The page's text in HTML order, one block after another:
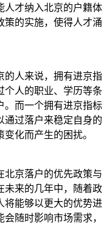
人才纳入北京的户籍体
策的实施，使得人才涌
的人来说，拥有进京指
个人的职业、学历等条
。而一个拥有进京指标
通过落户来稳定自身的
化而产生的困扰。
北京落户的优先政策与
未来的几年中，随着政
将能够以更大的优势进
随时影响市场需求，